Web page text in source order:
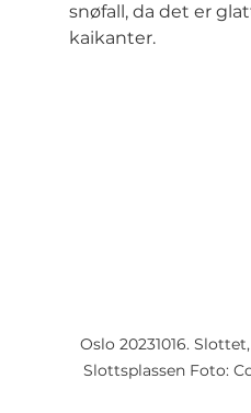
snøfall, da det er
kaikanter.
Oslo 20231016.
Slottsplassen Foto: